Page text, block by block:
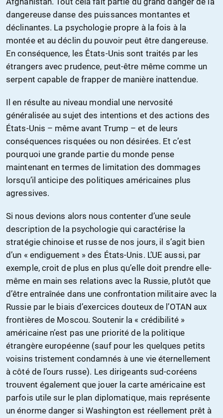
dangereuse danse des puissances montantes et
déclinantes. La psychologie propre à la fois à la
montée et au déclin du pouvoir peut être dangereuse.
En conséquence, les États-Unis sont traités par les
étrangers avec prudence, peut-être même comme un
serpent capable de frapper de manière inattendue.
Il en résulte au niveau mondial une nervosité
généralisée au sujet des intentions et des actions des
États-Unis – même avant Trump – et de leurs
conséquences risquées ou non désirées. Et c’est
pourquoi une grande partie du monde pense
maintenant en termes de limitation des dommages
lorsqu’il anticipe des politiques américaines plus
agressives.
Si nous devions alors nous contenter d’une seule
description de la psychologie qui caractérise la
stratégie chinoise et russe de nos jours, il s’agit bien
d’un « endiguement » des États-Unis. L’UE aussi, par
exemple, croit de plus en plus qu’elle doit prendre elle-
même en main ses relations avec la Russie, plutôt que
d’être entraînée dans une confrontation militaire avec la
Russie par le biais d’exercices douteux de l’OTAN aux
frontières de Moscou. Soutenir la « crédibilité »
américaine n’est pas une priorité de la politique
étrangère européenne (sauf pour les quelques petits
voisins tristement condamnés à une vie éternellement
à côté de l’ours russe). Les dirigeants sud-coréens
trouvent également que jouer la carte américaine est
parfois utile sur le plan diplomatique, mais représente
un énorme danger si Washington est réellement prêt à